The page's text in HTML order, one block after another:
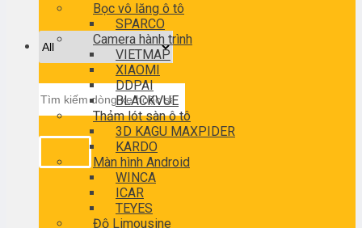
kiếm:
Bọc vô lăng ô tô
SPARCO
Camera hành trình
VIETMAP
XIAOMI
DDPAI
BLACKVUE
Thảm lót sàn ô tô
3D KAGU MAXPIDER
KARDO
Màn hình Android
WINCA
ICAR
TEYES
Độ Limousine